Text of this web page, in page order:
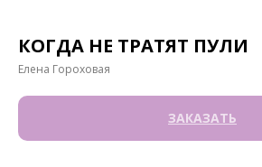
КОГДА НЕ ТРАТЯТ ПУЛИ
Елена Гороховая
ЗАКАЗАТЬ